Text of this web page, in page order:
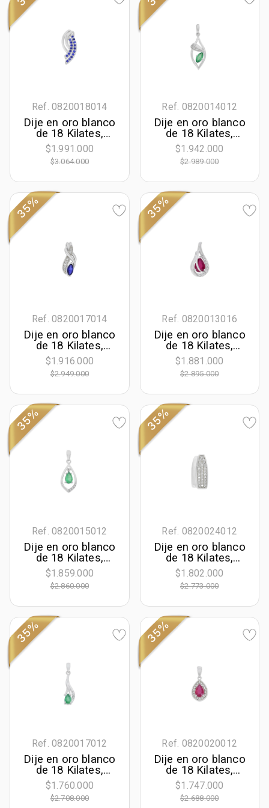
Ref. 0820018014
Dije en oro blanco
de 18 Kilates,
Franjas, con
zafiros de 0.18 Ct
$1.991.000
$3.064.000
Ref. 0820014012
Dije en oro blanco
de 18 Kilates,
Hoja, con
esmeralda central
de 0.30 Ct y
diamantes de 0.04
$1.942.000
$2.989.000
35%
Ref. 0820017014
Dije en oro blanco
de 18 Kilates,
Franjas, con
zafiro central de
0.30 Ct y
diamantes de 0.05
$1.916.000
$2.949.000
35%
Ref. 0820013016
Dije en oro blanco
de 18 Kilates,
Lágrima, con rubí
central de 0.80 Ct
y decoración en
$1.881.000
$2.895.000
35%
Ref. 0820015012
Dije en oro blanco
de 18 Kilates,
Lágrima, con
esmeralda central
de 0.35 Ct y
diamantes de 0.03
$1.859.000
$2.860.000
35%
Ref. 0820024012
Dije en oro blanco
de 18 Kilates,
Barra, con
diamantes de 0.14
Ct
$1.802.000
$2.773.000
35%
Ref. 0820017012
Dije en oro blanco
de 18 Kilates,
Franjas, con
esmeralda central
de 0.30 Ct y
$1.760.000
$2.708.000
35%
Ref. 0820020012
Dije en oro blanco
de 18 Kilates,
Uñas+decoración,
con rubí central de
0.45 Ct y
$1.747.000
$2.688.000